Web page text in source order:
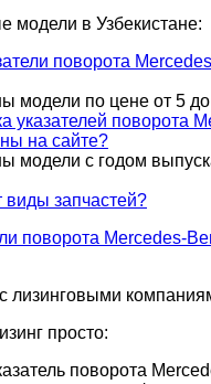
модели в Узбекистане:
поворота
модели по цене от 5
указателей поворота
на сайте?
модели с годом
запчастей?
поворота Mercedes-
лизинговыми
просто:
поворота